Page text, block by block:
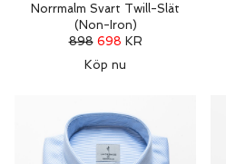
Norrmalm Svart Twill-Slät
(Non-Iron)
898 698 KR
Köp nu